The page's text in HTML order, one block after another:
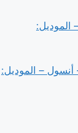
مانع للتسرب 3/8 بوصة – أنسول – الموديل: